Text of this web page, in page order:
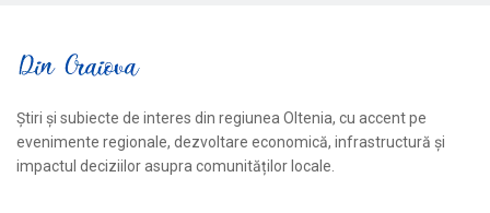
Știri și subiecte de interes din regiunea Oltenia, cu accent pe
evenimente regionale, dezvoltare economică, infrastructură și
impactul deciziilor asupra comunităților locale.